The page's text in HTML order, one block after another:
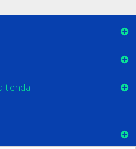
tienda